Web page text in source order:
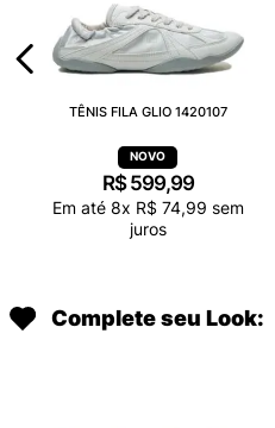
TÊNIS FILA GLIO 1420107
R$ 599,99
Em até 8x R$ 74,99 sem
juros
Complete seu Look: